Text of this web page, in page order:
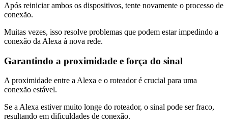
Após reiniciar ambos os dispositivos, tente novamente o processo de
conexão.
Muitas vezes, isso resolve problemas que podem estar impedindo a
conexão da Alexa à nova rede.
Garantindo a proximidade e força do sinal
A proximidade entre a Alexa e o roteador é crucial para uma
conexão estável.
Se a Alexa estiver muito longe do roteador, o sinal pode ser fraco,
resultando em dificuldades de conexão.